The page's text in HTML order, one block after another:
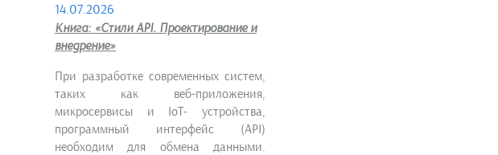
14.07.2026
Книга: «Стили API. Проектирование и
внедрение»
При разработке современных систем,
таких как веб-приложения,
микросервисы и IoT- устройства,
программный интерфейс (API)
необходим для обмена данными.